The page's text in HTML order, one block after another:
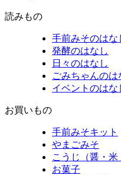
読みもの
手前みそのはな
発酵のはなし
日々のはなし
ごみちゃんのは
イベントのはな
お買いもの
手前みそキット
やまごみそ
こうじ（醤・米
お菓子